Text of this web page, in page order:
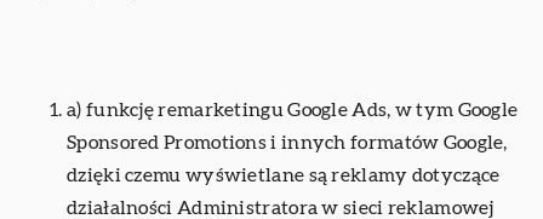
a) funkcję remarketingu Google Ads, w tym Google
Sponsored Promotions i innych formatów Google,
dzięki czemu wyświetlane są reklamy dotyczące
działalności Administratora w sieci reklamowej